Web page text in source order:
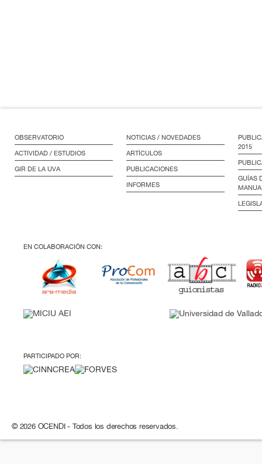
OBSERVATORIO
ACTIVIDAD / ESTUDIOS
GIR DE LA UVA
NOTICIAS / NOVEDADES
ARTÍCULOS
PUBLICACIONES
INFORMES
2015
GUÍAS
EN COLABORACIÓN CON:
PARTICIPADO POR:
© 2026 OCENDI - Todos los derechos reservados.